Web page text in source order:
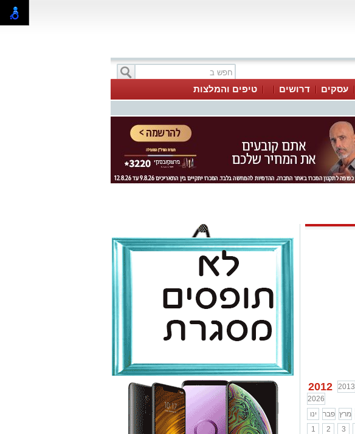
עסקים דרושים טיפים והמלצות
2012 2013
2026
ינו
פבר מרץ
1
2 3